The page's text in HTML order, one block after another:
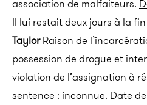
association de malfaiteurs.
Il lui restait deux jours à la
Taylor Raison de
possession de drogue et
violation de l’assignation à
sentence : inconnue. Date